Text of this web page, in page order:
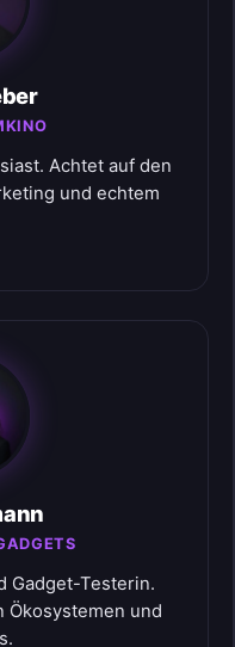
Achtet auf den
und echtem
Gadget-Testerin.
Ökosystemen und